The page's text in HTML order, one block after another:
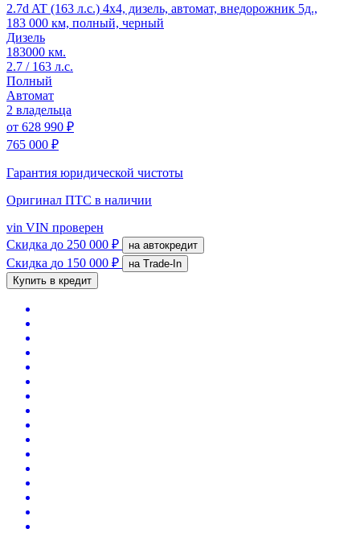
2.7d AT (163 л.с.) 4x4, дизель, автомат, внедорожник 5д.,
183 000 км, полный, черный
Дизель
183000 км.
2.7 / 163 л.с.
Полный
Автомат
2 владельца
от 628 990 ₽
765 000 ₽
Гарантия юридической чистоты
Оригинал ПТС в наличии
vin VIN проверен
Скидка до 250 000 ₽ на автокредит
Скидка до 150 000 ₽
на Trade-In
Купить в кредит